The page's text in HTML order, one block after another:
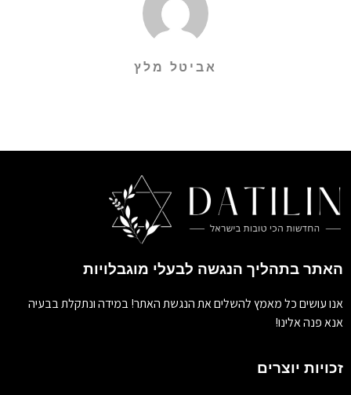
אביטל מלץ
האתר בתהליך הנגשה לבעלי מוגבלויות
אנו עושים כל מאמץ להשלים את הנגשת האתר! במידה ונתקלת בבעיה
אנא פנה אלינו!
זכויות יוצרים